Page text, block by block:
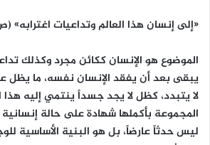
«إلى إنسان هذا العالم وتداعيات اغترابه» (ص
الموضوع هو الإنسان ككائن مجرد وكذلك
يبقى بعد أن يفقد الإنسان نفسه، ما يظل
لا يتبدد، كظل لا يجد جسداً ينتمي إليه هذا
المجموعة بأكملها شهادة على حالة إنسانية
ليس حدثاً عارضاً، بل هو البنية الأساسية